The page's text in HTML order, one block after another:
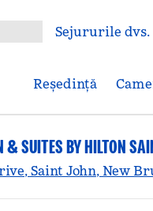
meniulSejururile dvs.
Reşedinţă
& SUITES BY HILTON
Saint John, New